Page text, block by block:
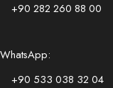
+90 282 260 88 00
WhatsApp:
+90 533 038 32 04